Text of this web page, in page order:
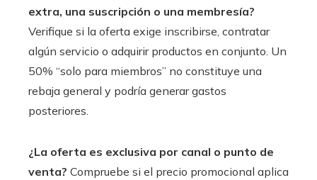
extra, una suscripción o una membresía?
Verifique si la oferta exige inscribirse, contratar
algún servicio o adquirir productos en conjunto. Un
50% “solo para miembros” no constituye una
rebaja general y podría generar gastos
posteriores.
¿La oferta es exclusiva por canal o punto de
venta? Compruebe si el precio promocional aplica